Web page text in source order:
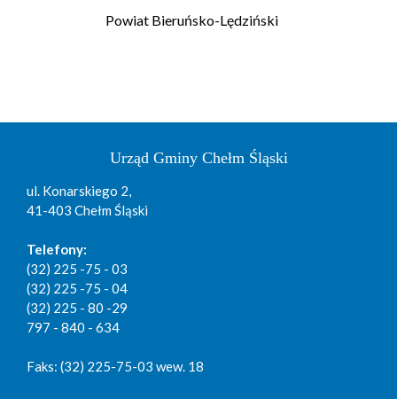
Powiat Bieruńsko-Lędziński
Urząd Gminy Chełm Śląski
ul. Konarskiego 2,
41-403 Chełm Śląski
Telefony:
(32) 225 -75 - 03
(32) 225 -75 - 04
(32) 225 - 80 -29
797 - 840 - 634
Faks: (32) 225-75-03 wew. 18